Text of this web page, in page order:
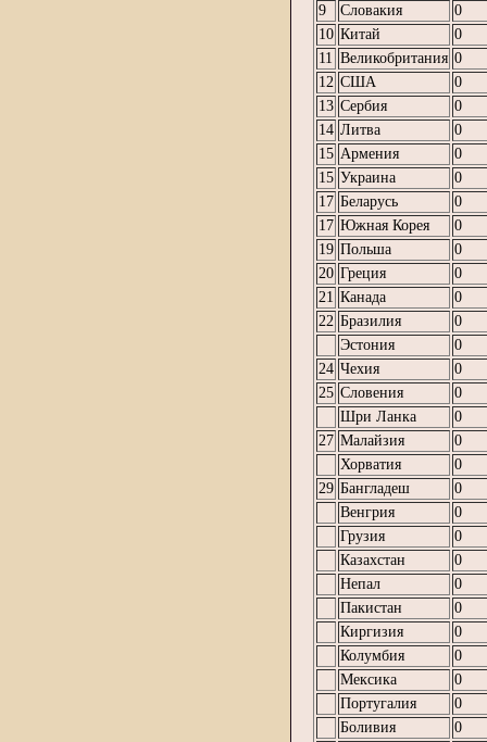
9
Словакия
0
10 Китай
0
11 Великобритания 0
12 США
0
13 Сербия
0
14 Литва
0
15 Армения
0
15 Украина
0
17 Беларусь
0
17 Южная Корея
0
19 Польша
0
20 Греция
0
21 Канада
0
22 Бразилия
0
Эстония
0
24 Чехия
0
25 Словения
0
Шри Ланка
0
27 Малайзия
0
Хорватия
0
29 Бангладеш
0
Венгрия
0
Грузия
0
Казахстан
0
Непал
0
Пакистан
0
Киргизия
0
Колумбия
0
Мексика
0
Португалия
0
Боливия
0